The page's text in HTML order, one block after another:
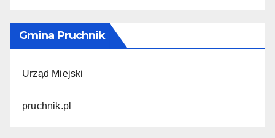
Gmina Pruchnik
Urząd Miejski
pruchnik.pl